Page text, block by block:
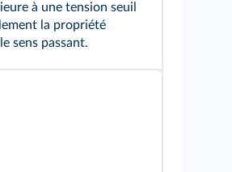
à une tension seuil
la propriété
sens passant.